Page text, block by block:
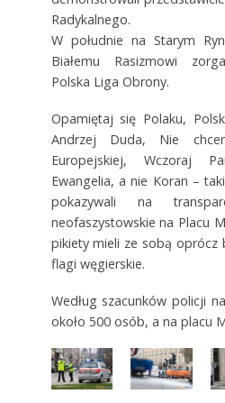
Radykalnego.
W południe na Starym
Białemu Rasizmowi
Polska Liga Obrony.
Opamiętaj się Polaku,
Andrzej Duda, Nie
Europejskiej, Wczoraj
Ewangelia, a nie Koran –
pokazywali na
neofaszystowskie na Placu
pikiety mieli ze sobą oprócz
flagi węgierskie.
Według szacunków policji
około 500 osób, a na placu